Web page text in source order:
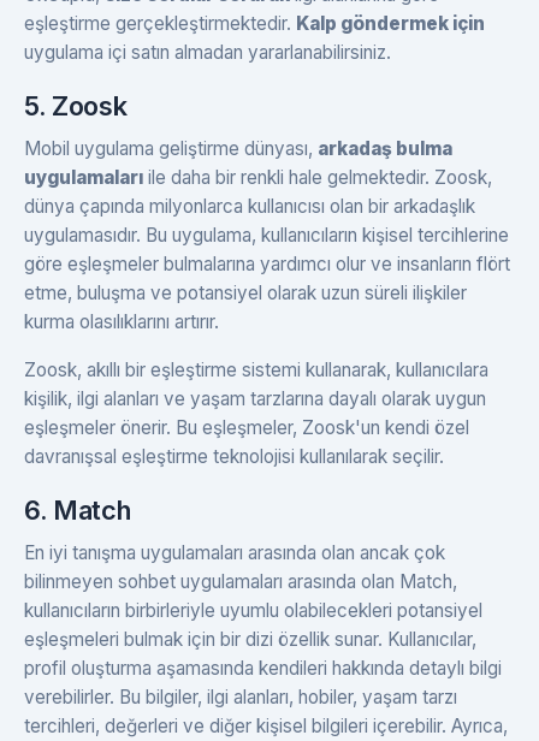
eşleştirme gerçekleştirmektedir. Kalp göndermek için
uygulama içi satın almadan yararlanabilirsiniz.
5. Zoosk
Mobil uygulama geliştirme dünyası, arkadaş bulma
uygulamaları ile daha bir renkli hale gelmektedir. Zoosk,
dünya çapında milyonlarca kullanıcısı olan bir arkadaşlık
uygulamasıdır. Bu uygulama, kullanıcıların kişisel tercihlerine
göre eşleşmeler bulmalarına yardımcı olur ve insanların flört
etme, buluşma ve potansiyel olarak uzun süreli ilişkiler
kurma olasılıklarını artırır.
Zoosk, akıllı bir eşleştirme sistemi kullanarak, kullanıcılara
kişilik, ilgi alanları ve yaşam tarzlarına dayalı olarak uygun
eşleşmeler önerir. Bu eşleşmeler, Zoosk'un kendi özel
davranışsal eşleştirme teknolojisi kullanılarak seçilir.
6. Match
En iyi tanışma uygulamaları arasında olan ancak çok
bilinmeyen sohbet uygulamaları arasında olan Match,
kullanıcıların birbirleriyle uyumlu olabilecekleri potansiyel
eşleşmeleri bulmak için bir dizi özellik sunar. Kullanıcılar,
profil oluşturma aşamasında kendileri hakkında detaylı bilgi
verebilirler. Bu bilgiler, ilgi alanları, hobiler, yaşam tarzı
tercihleri, değerleri ve diğer kişisel bilgileri içerebilir. Ayrıca,